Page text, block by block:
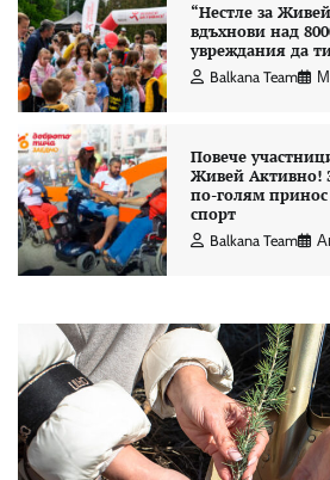
“Нестле за
вдъхнови над
увреждания да
Balkana Team
Повече
Живей Активно!
по-голям
спорт
Balkana Team